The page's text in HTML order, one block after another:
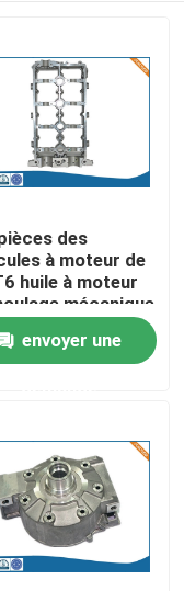
des
à moteur de
huile à moteur
mécanique
pression Pan
Block Cover
envoyer une